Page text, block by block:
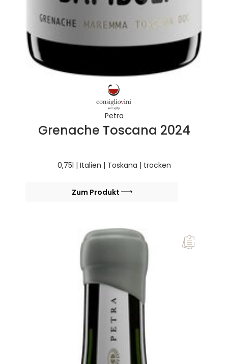
Petra
Grenache Toscana 2024
0,75l | Italien | Toskana | trocken
Zum Produkt